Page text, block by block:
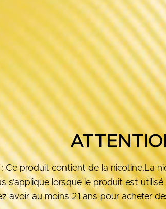
: Ce produit contient de la nicotine.La
s'applique lorsque le produit est
avoir au moins 21 ans pour acheter
15 Mois passés
11M Exploration de
161 Réservoirs